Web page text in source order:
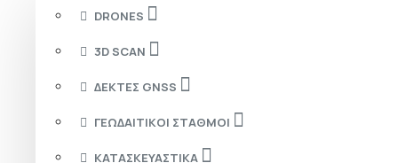
DRONES
3D SCAN
ΔΈΚΤΕΣ GNSS
ΓΕΩΔΑΙΤΙΚΟΊ ΣΤΑΘΜΟΊ
ΚΑΤΑΣΚΕΥΑΣΤΙΚΆ